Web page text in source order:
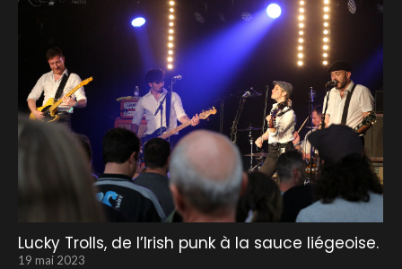
Lucky Trolls, de l’Irish punk à la sauce liégeoise.
19 mai 2023